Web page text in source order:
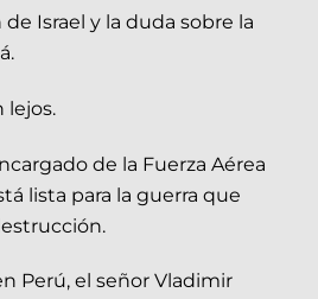
Israel y la duda sobre la
lejos.
de la Fuerza Aérea
lista para la guerra que
Perú, el señor Vladimir